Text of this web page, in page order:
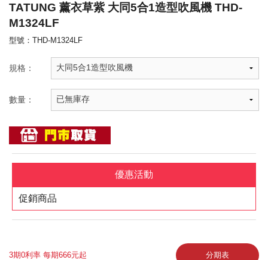
TATUNG 薰衣草紫 大同5合1造型吹風機 THD-
M1324LF
型號：THD-M1324LF
規格：
數量：
優惠活動
促銷商品
3期0利率 每期666元起 分期表